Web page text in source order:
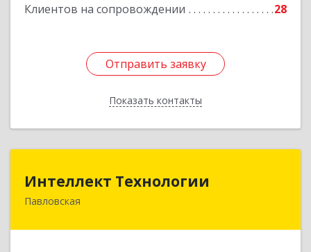
Клиентов на сопровождении 28
Отправить заявку
Показать контакты
Отправить заявку
Назад
Интеллект Технологии
Павловская
352040, Краснодарский край, Павловский р-н,